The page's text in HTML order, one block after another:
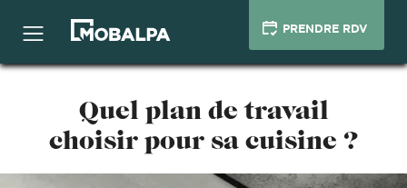
PRENDRE RDV
Quel plan de travail
choisir pour sa cuisine ?